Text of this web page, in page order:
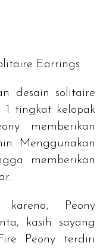
Earrings
desain solitaire
1 tingkat kelopak
memberikan
Menggunakan
memberikan
karena, Peony
kasih sayang
Peony terdiri